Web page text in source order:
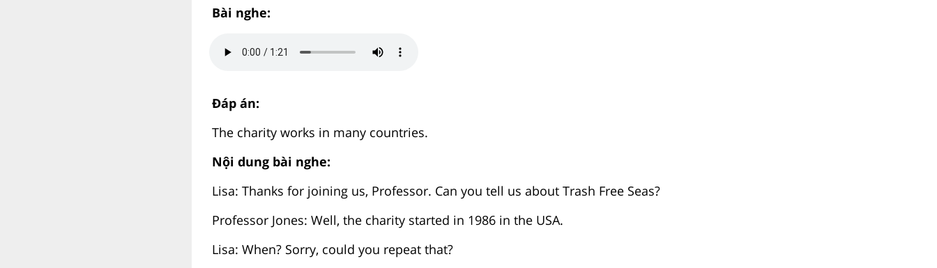
Bài nghe:
Đáp án:
The charity works in many countries.
Nội dung bài nghe:
Lisa: Thanks for joining us, Professor. Can you tell us about Trash Free Seas?
Professor Jones: Well, the charity started in 1986 in the USA.
Lisa: When? Sorry, could you repeat that?